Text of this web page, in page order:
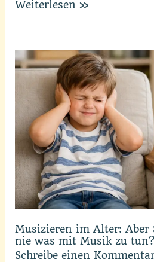
Musik
„Sinn“
im
Alter
Weiterlesen »
Musizieren im Alter: Aber
nie was mit Musik zu tun?
Schreibe einen